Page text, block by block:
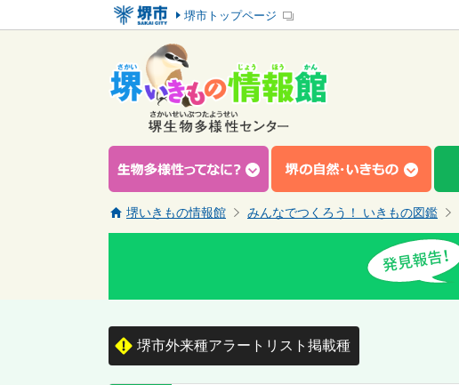
堺市トップページ
堺いきもの情報館 みんなでつくろう！ いきもの図鑑
堺市外来種アラートリスト掲載種